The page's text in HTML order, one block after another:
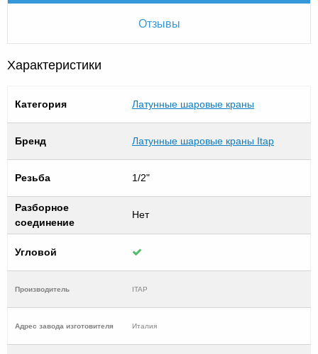
Отзывы
Характеристики
Категория Латунные шаровые краны
Бренд Латунные шаровые краны Itap
Резьба 1/2"
Разборное
соединение
Нет
Угловой
Производитель ITAP
Адрес завода изготовителя Италия